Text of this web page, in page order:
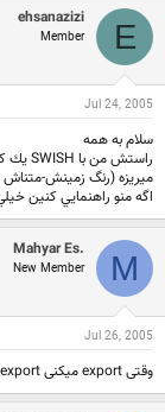
و
ع
ک
ن
ن
د
م
ض
و
ع
ر
ی
خ
ر
E
ehsanazizi
Member
Jul 24, 2005
سلام به همه
ميريزه (رنگ زمينش-
اگه منو راهنمايي كنين
M
Mahyar Es.
New Member
Jul 26, 2005
وقتی export میکنی html export کن